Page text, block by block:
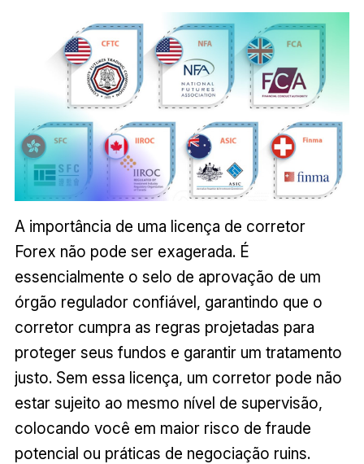
A importância de uma licença de corretor
Forex não pode ser exagerada. É
essencialmente o selo de aprovação de um
órgão regulador confiável, garantindo que o
corretor cumpra as regras projetadas para
proteger seus fundos e garantir um tratamento
justo. Sem essa licença, um corretor pode não
estar sujeito ao mesmo nível de supervisão,
colocando você em maior risco de fraude
potencial ou práticas de negociação ruins.